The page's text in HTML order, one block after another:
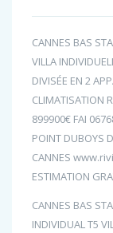
CANNES BAS
VILLA
DIVISÉE EN 2
CLIMATISATION
899900€ FAI
POINT DUBOYS
CANNES
ESTIMATION
CANNES BAS
INDIVIDUAL T5